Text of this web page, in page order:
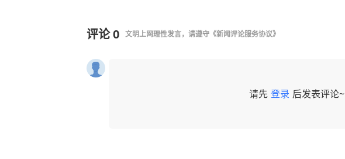
评论0 文明上网理性发言，请遵守 《新闻评论服务协议》
请先 登录 后发表评论~